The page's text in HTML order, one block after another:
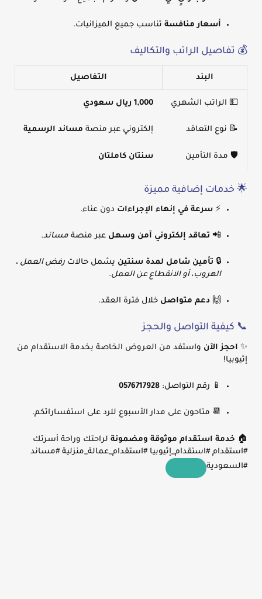
أسعار منافسة تناسب جميع الميزانيات.
💰 تفاصيل الراتب والتكاليف
البند التفاصيل
💵 الراتب الشهري 1,000 ريال سعودي
📝 نوع التعاقد إلكتروني عبر منصة مساند الرسمية
🛡️ مدة التأمين سنتان كاملتان
🌟 خدمات إضافية مميزة
⚡ سرعة في إنهاء الإجراءات دون عناء.
📲 تعاقد إلكتروني آمن وسهل عبر منصة مساند.
🔒 تأمين شامل لمدة سنتين يشمل حالات رفض العمل ،
الهروب، أو الانقطاع عن العمل.
🙌 دعم متواصل خلال فترة العقد.
📞 كيفية التواصل والحجز
✨ احجز الآن واستفد من العروض الخاصة بخدمة الاستقدام من
إثيوبيا!
📱 رقم التواصل: 0576717928
📆 متاحون على مدار الأسبوع للرد على استفساراتكم.
🏠 خدمة استقدام موثوقة ومضمونة لراحتك وراحة أسرتك
#استقدام #استقدام_إثيوبيا #استقدام_عمالة_منزلية #مساند
#السعودية